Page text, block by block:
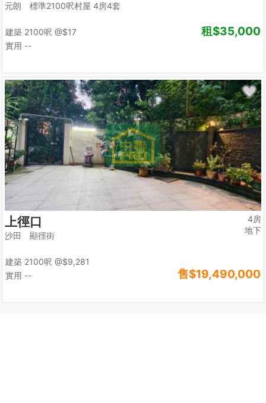
元朗 標準2100呎村屋 4房4套
租$35,000
建築 2100呎 @$17
實用 --
4房
地下
上徑口
沙田 顯徑街
售$19,490,000
建築 2100呎 @$9,281
實用 --